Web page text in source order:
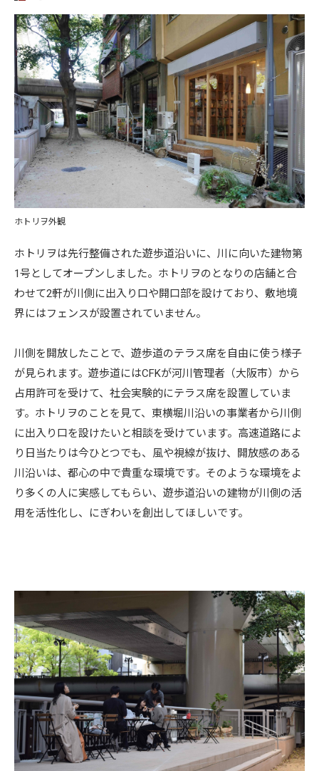
ホトリヲ外観
ホトリヲは先行整備された遊歩道沿いに、川に向いた建物第
1号としてオープンしました。ホトリヲのとなりの店舗と合
わせて2軒が川側に出入り口や開口部を設けており、敷地境
界にはフェンスが設置されていません。
川側を開放したことで、遊歩道のテラス席を自由に使う様子
が見られます。遊歩道にはCFKが河川管理者（大阪市）から
占用許可を受けて、社会実験的にテラス席を設置していま
す。ホトリヲのことを見て、東横堀川沿いの事業者から川側
に出入り口を設けたいと相談を受けています。高速道路によ
り日当たりは今ひとつでも、風や視線が抜け、開放感のある
川沿いは、都心の中で貴重な環境です。そのような環境をよ
り多くの人に実感してもらい、遊歩道沿いの建物が川側の活
用を活性化し、にぎわいを創出してほしいです。